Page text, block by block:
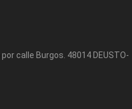
calle Burgos. 48014 DEUSTO-